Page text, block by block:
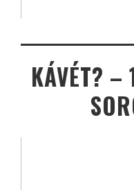
KÁVÉT? –